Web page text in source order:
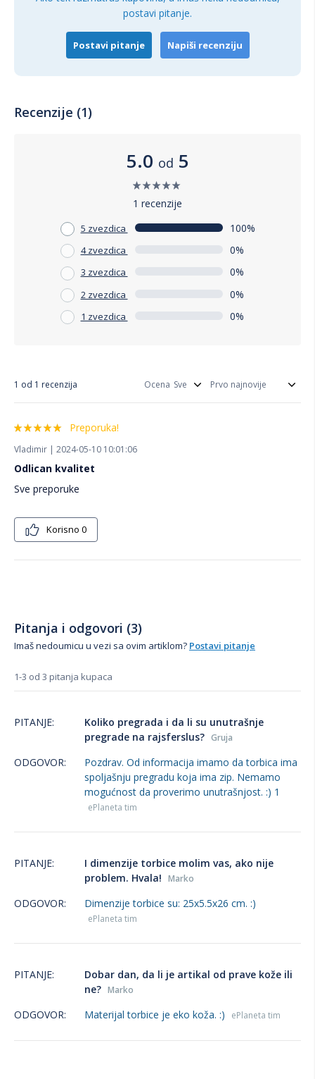
postavi pitanje.
Postavi pitanje Napiši recenziju
Recenzije (1)
5.0 od 5
1 recenzije
5 zvezdica 100%
4 zvezdica 0%
3 zvezdica 0%
2 zvezdica 0%
1 zvezdica 0%
1 od 1 recenzija Ocena
Preporuka!
Vladimir | 2024-05-10 10:01:06
Odlican kvalitet
Sve preporuke
Korisno 0
Pitanja i odgovori (3)
Imaš nedoumicu u vezi sa ovim artiklom? Postavi pitanje
1-3 od 3 pitanja kupaca
PITANJE:
Koliko pregrada i da li su unutrašnje
pregrade na rajsferslus? Gruja
ODGOVOR:
Pozdrav. Od informacija imamo da torbica ima
spoljašnju pregradu koja ima zip. Nemamo
mogućnost da proverimo unutrašnjost. :) 1
ePlaneta tim
PITANJE:
I dimenzije torbice molim vas, ako nije
problem. Hvala! Marko
ODGOVOR: Dimenzije torbice su: 25x5.5x26 cm. :)
ePlaneta tim
PITANJE:
Dobar dan, da li je artikal od prave kože ili
ne? Marko
ODGOVOR: Materijal torbice je eko koža. :) ePlaneta tim